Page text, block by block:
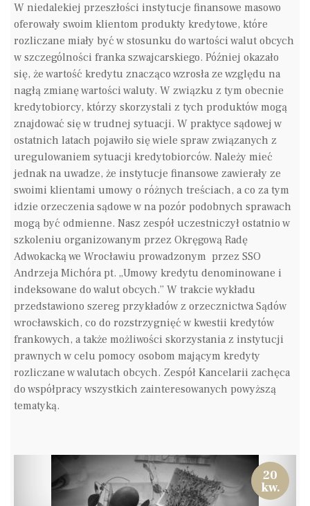
W niedalekiej przeszłości instytucje finansowe masowo
oferowały swoim klientom produkty kredytowe, które
rozliczane miały być w stosunku do wartości walut obcych
w szczególności franka szwajcarskiego. Później okazało
się, że wartość kredytu znacząco wzrosła ze względu na
nagłą zmianę wartości waluty. W związku z tym obecnie
kredytobiorcy, którzy skorzystali z tych produktów mogą
znajdować się w trudnej sytuacji. W praktyce sądowej w
ostatnich latach pojawiło się wiele spraw związanych z
uregulowaniem sytuacji kredytobiorców. Należy mieć
jednak na uwadze, że instytucje finansowe zawierały ze
swoimi klientami umowy o różnych treściach, a co za tym
idzie orzeczenia sądowe w na pozór podobnych sprawach
mogą być odmienne. Nasz zespół uczestniczył ostatnio w
szkoleniu organizowanym przez Okręgową Radę
Adwokacką we Wrocławiu prowadzonym przez SSO
Andrzeja Michóra pt. „Umowy kredytu denominowane i
indeksowane do walut obcych.” W trakcie wykładu
przedstawiono szereg przykładów z orzecznictwa Sądów
wrocławskich, co do rozstrzygnięć w kwestii kredytów
frankowych, a także możliwości skorzystania z instytucji
prawnych w celu pomocy osobom mającym kredyty
rozliczane w walutach obcych. Zespół Kancelarii zachęca
do współpracy wszystkich zainteresowanych powyższą
tematyką.
20
kw.